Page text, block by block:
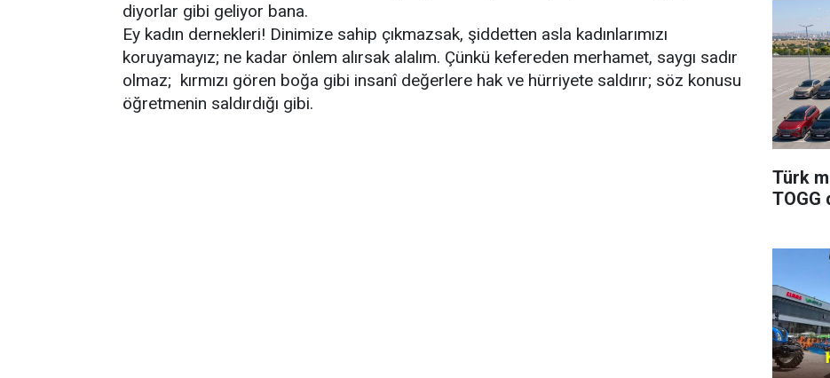
diyorlar gibi geliyor bana.
Ey kadın dernekleri! Dinimize sahip çıkmazsak, şiddetten asla kadınlarımızı
koruyamayız; ne kadar önlem alırsak alalım. Çünkü kefereden merhamet, saygı sadır
olmaz; kırmızı gören boğa gibi insanî değerlere hak ve hürriyete saldırır; söz konusu
öğretmenin saldırdığı gibi.
Türk
TOGG